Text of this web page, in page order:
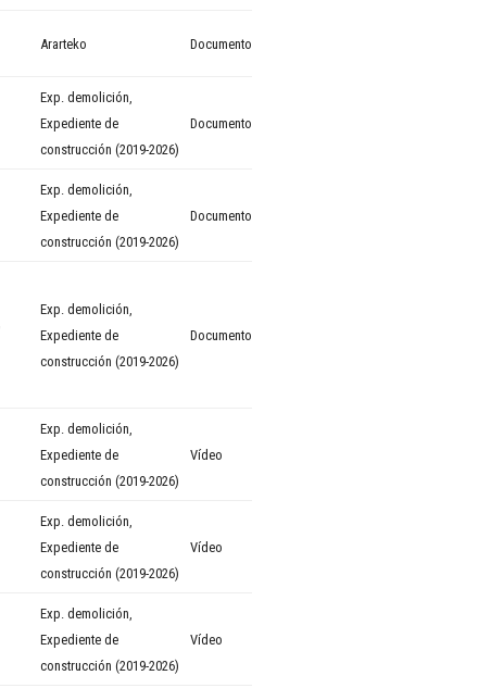
Ararteko Documento
Exp. demolición
Expediente de
construcción (2019-2026)
Documento
Exp. demolición
Expediente de
construcción (2019-2026)
Documento
Exp. demolición
Expediente de
construcción (2019-2026)
Documento
Exp. demolición
Expediente de
construcción (2019-2026)
Vídeo
Exp. demolición
Expediente de
construcción (2019-2026)
Vídeo
Exp. demolición
Expediente de
construcción (2019-2026)
Vídeo